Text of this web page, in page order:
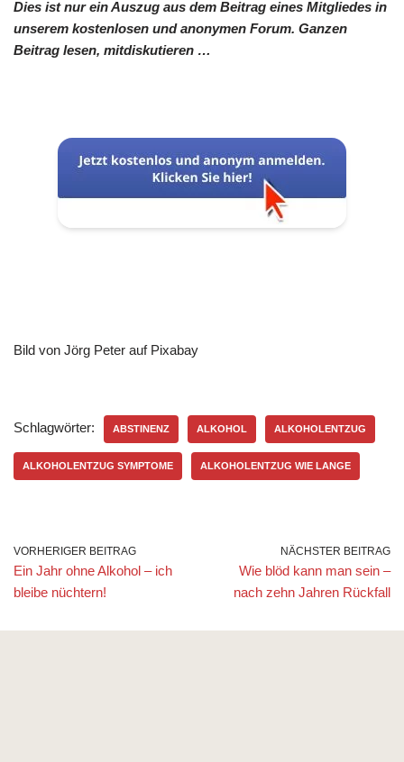
Dies ist nur ein Auszug aus dem Beitrag eines Mitgliedes in
unserem kostenlosen und anonymen Forum. Ganzen
Beitrag lesen, mitdiskutieren …
Bild von Jörg Peter auf Pixabay
Schlagwörter: ABSTINENZ ALKOHOL ALKOHOLENTZUG
ALKOHOLENTZUG SYMPTOME ALKOHOLENTZUG WIE LANGE
VORHERIGER BEITRAG
Ein Jahr ohne Alkohol – ich
bleibe nüchtern!
NÄCHSTER BEITRAG
Wie blöd kann man sein –
nach zehn Jahren Rückfall